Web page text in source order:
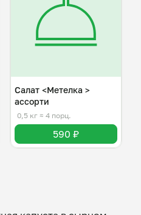
Салат <Метелка >
ассорти
0,5 кг ≈ 4 порц.
590 ₽